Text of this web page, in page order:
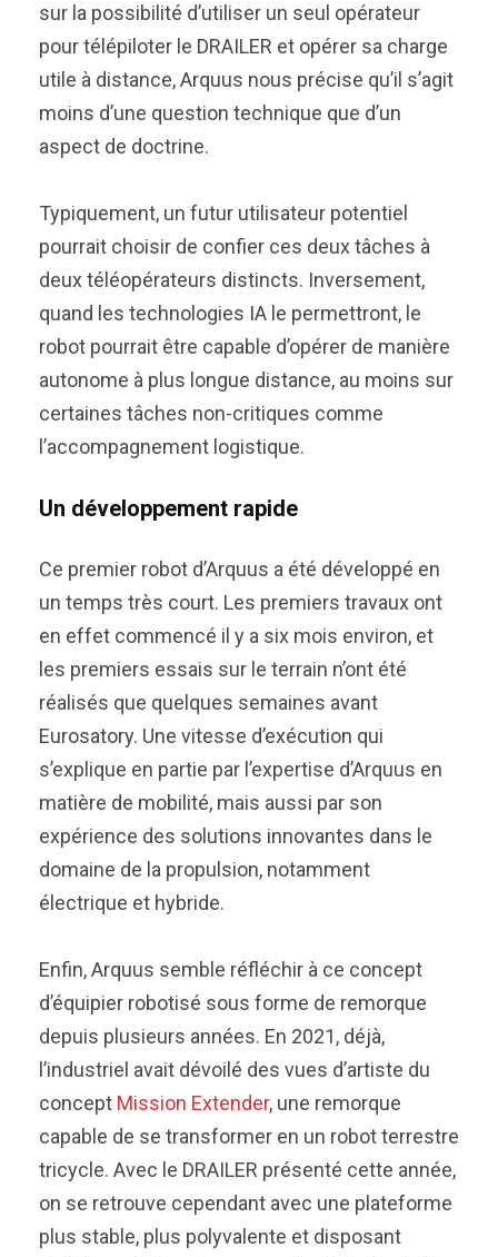
sur la possibilité d’utiliser un seul opérateur
pour télépiloter le DRAILER et opérer sa charge
utile à distance, Arquus nous précise qu’il s’agit
moins d’une question technique que d’un
aspect de doctrine.
Typiquement, un futur utilisateur potentiel
pourrait choisir de confier ces deux tâches à
deux téléopérateurs distincts. Inversement,
quand les technologies IA le permettront, le
robot pourrait être capable d’opérer de manière
autonome à plus longue distance, au moins sur
certaines tâches non-critiques comme
l’accompagnement logistique.
Un développement rapide
Ce premier robot d’Arquus a été développé en
un temps très court. Les premiers travaux ont
en effet commencé il y a six mois environ, et
les premiers essais sur le terrain n’ont été
réalisés que quelques semaines avant
Eurosatory. Une vitesse d’exécution qui
s’explique en partie par l’expertise d’Arquus en
matière de mobilité, mais aussi par son
expérience des solutions innovantes dans le
domaine de la propulsion, notamment
électrique et hybride.
Enfin, Arquus semble réfléchir à ce concept
d’équipier robotisé sous forme de remorque
depuis plusieurs années. En 2021, déjà,
l’industriel avait dévoilé des vues d’artiste du
concept Mission Extender, une remorque
capable de se transformer en un robot terrestre
tricycle. Avec le DRAILER présenté cette année,
on se retrouve cependant avec une plateforme
plus stable, plus polyvalente et disposant